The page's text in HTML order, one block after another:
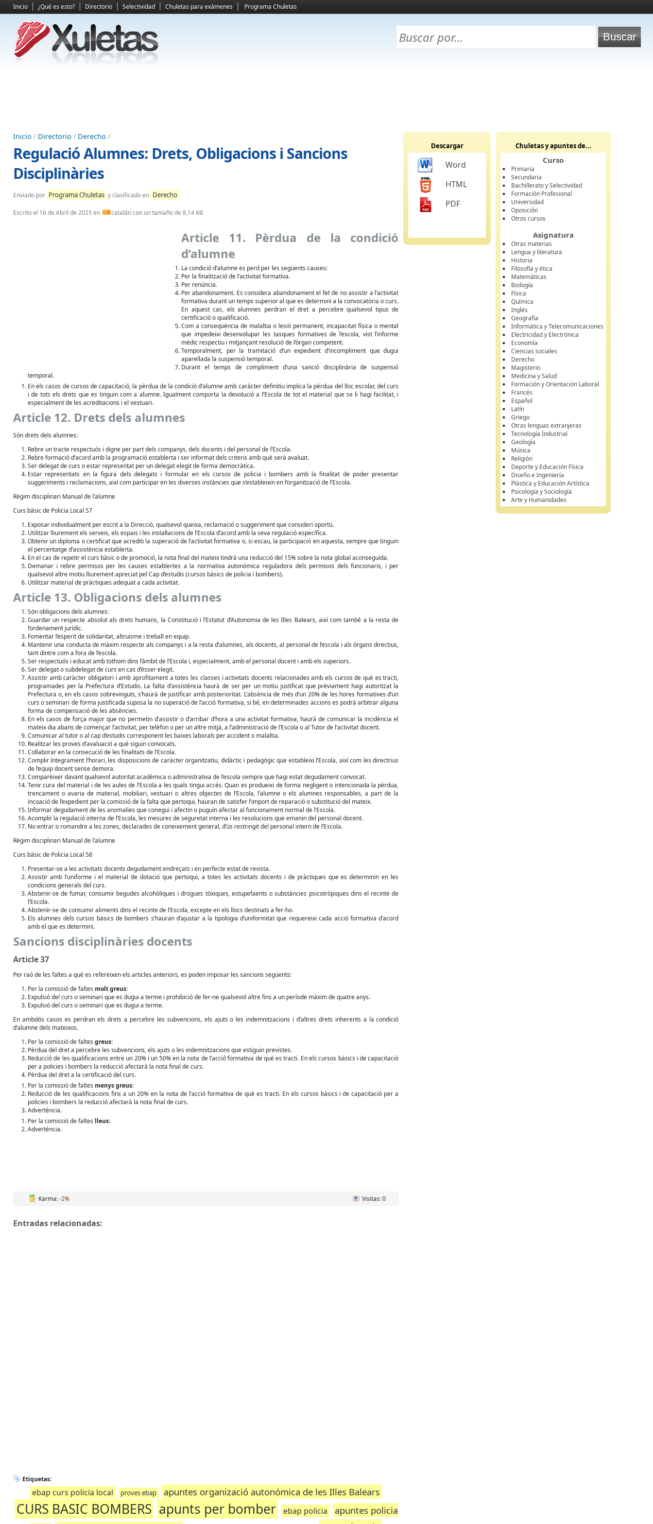
Inicio ¿Qué es esto? Directorio Selectividad Chuletas para exámenes Programa Chuletas
Inicio / Directorio / Derecho /
Regulació Alumnes: Drets, Obligacions i Sancions
Disciplinàries
Enviado por Programa Chuletas y clasificado en Derecho
Escrito el 16 de Abril de 2025 en catalán con un tamaño de 8,14 KB
Article 11. Pèrdua de la condició
d’alumne
La condició d’alumne es perd per les següents causes:
Per la finalització de l’activitat formativa.
Per renúncia.
Per abandonament. Es considera abandonament el fet de no assistir a l’activitat
formativa durant un temps superior al que es determini a la convocatòria o curs.
En aquest cas, els alumnes perdran el dret a percebre qualsevol tipus de
certificació o qualificació.
Com a conseqüència de malaltia o lesió permanent, incapacitat física o mental
que impedeixi desenvolupar les tasques formatives de l’escola, vist l’informe
mèdic respectiu i mitjançant resolució de l’òrgan competent.
Temporalment, per la tramitació d’un expedient d’incompliment que dugui
aparellada la suspensió temporal.
Durant el temps de compliment d’una sanció disciplinària de suspensió
temporal.
En els casos de cursos de capacitació, la pèrdua de la condició d’alumne amb caràcter definitiu implica la pèrdua del lloc escolar, del curs
i de tots els drets que es tinguin com a alumne. Igualment comporta la devolució a l’Escola de tot el material que se li hagi facilitat, i
especialment de les acreditacions i el vestuari.
Article 12. Drets dels alumnes
Són drets dels alumnes:
Rebre un tracte respectuós i digne per part dels companys, dels docents i del personal de l’Escola.
Rebre formació d’acord amb la programació establerta i ser informat dels criteris amb què serà avaluat.
Ser delegat de curs o estar representat per un delegat elegit de forma democràtica.
Estar representats en la figura dels delegats i formular en els cursos de policia i bombers amb la finalitat de poder presentar
suggeriments i reclamacions, així com participar en les diverses instàncies que s’estableixin en l’organització de l’Escola.
Règim disciplinari Manual de l’alumne
Curs bàsic de Policia Local 57
Exposar individualment per escrit a la Direcció, qualsevol queixa, reclamació o suggeriment que consideri oportú.
Utilitzar lliurement els serveis, els espais i les instal·lacions de l’Escola d’acord amb la seva regulació específica.
Obtenir un diploma o certificat que acrediti la superació de l’activitat formativa o, si escau, la participació en aquesta, sempre que tinguin
el percentatge d’assistència establerta.
En el cas de repetir el curs bàsic o de promoció, la nota final del mateix tindrà una reducció del 15% sobre la nota global aconseguida.
Demanar i rebre permisos per les causes establertes a la normativa autonòmica reguladora dels permisos dels funcionaris, i per
qualsevol altre motiu lliurement apreciat pel Cap d’estudis (cursos bàsics de policia i bombers).
Utilitzar material de pràctiques adequat a cada activitat.
Article 13. Obligacions dels alumnes
Són obligacions dels alumnes:
Guardar un respecte absolut als drets humans, la Constitució i l’Estatut d’Autonomia de les Illes Balears, així com també a la resta de
l’ordenament jurídic.
Fomentar l’esperit de solidaritat, altruisme i treball en equip.
Mantenir una conducta de màxim respecte als companys i a la resta d’alumnes, als docents, al personal de l’escola i als òrgans directius,
tant dintre com a fora de l’escola.
Ser respectuós i educat amb tothom dins l’àmbit de l’Escola i, especialment, amb el personal docent i amb els superiors.
Ser delegat o subdelegat de curs en cas d’ésser elegit.
Assistir amb caràcter obligatori i amb aprofitament a totes les classes i activitats docents relacionades amb els cursos de què es tracti,
programades per la Prefectura d’Estudis. La falta d’assistència haurà de ser per un motiu justificat que prèviament hagi autoritzat la
Prefectura o, en els casos sobrevinguts, s’haurà de justificar amb posterioritat. L’absència de més d’un 20% de les hores formatives d’un
curs o seminari de forma justificada suposa la no superació de l’acció formativa, si bé, en determinades accions es podrà arbitrar alguna
forma de compensació de les absències.
En els casos de força major que no permetin d’assistir o d’arribar d’hora a una activitat formativa, haurà de comunicar la incidència el
mateix dia abans de començar l’activitat, per telèfon o per un altre mitjà, a l’administració de l’Escola o al Tutor de l’activitat docent.
Comunicar al tutor o al cap d’estudis corresponent les baixes laborals per accident o malaltia.
Realitzar les proves d’avaluació a què siguin convocats.
Col·laborar en la consecució de les finalitats de l’Escola.
Complir íntegrament l’horari, les disposicions de caràcter organitzatiu, didàctic i pedagògic que estableixi l’Escola, així com les directrius
de l’equip docent sense demora.
Comparèixer davant qualsevol autoritat acadèmica o administrativa de l’escola sempre que hagi estat degudament convocat.
Tenir cura del material i de les aules de l’Escola a les quals tingui accés. Quan es produeixi de forma negligent o intencionada la pèrdua,
trencament o avaria de material, mobiliari, vestuari o altres objectes de l’Escola, l’alumne o els alumnes responsables, a part de la
incoació de l’expedient per la comissió de la falta que pertoqui, hauran de satisfer l’import de reparació o substitució del mateix.
Informar degudament de les anomalies que conegui i afectin o puguin afectar al funcionament normal de l’Escola.
Acomplir la regulació interna de l’Escola, les mesures de seguretat interna i les resolucions que emanin del personal docent.
No entrar o romandre a les zones, declarades de coneixement general, d’ús restringit del personal intern de l’Escola.
Règim disciplinari Manual de l’alumne
Curs bàsic de Policia Local 58
Presentar-se a les activitats docents degudament endreçats i en perfecte estat de revista.
Assistir amb l’uniforme i el material de dotació que pertoqui, a totes les activitats docents i de pràctiques que es determinin en les
condicions generals del curs.
Abstenir-se de fumar, consumir begudes alcohòliques i drogues tòxiques, estupefaents o substàncies psicotròpiques dins el recinte de
l’Escola.
Abstenir-se de consumir aliments dins el recinte de l’Escola, excepte en els llocs destinats a fer-ho.
Els alumnes dels cursos bàsics de bombers s’hauran d’ajustar a la tipologia d’uniformitat que requereixi cada acció formativa d’acord
amb el que es determini.
Sancions disciplinàries docents
Article 37
Per raó de les faltes a què es refereixen els articles anteriors, es poden imposar les sancions següents:
Per la comissió de faltes molt greus:
Expulsió del curs o seminari que es dugui a terme i prohibició de fer-ne qualsevol altre fins a un període màxim de quatre anys.
Expulsió del curs o seminari que es dugui a terme.
En ambdós casos es perdran els drets a percebre les subvencions, els ajuts o les indemnitzacions i d’altres drets inherents a la condició
d’alumne dels mateixos.
Per la comissió de faltes greus:
Pèrdua del dret a percebre les subvencions, els ajuts o les indemnitzacions que estiguin previstes.
Reducció de les qualificacions entre un 20% i un 50% en la nota de l’acció formativa de què es tracti. En els cursos bàsics i de capacitació
per a policies i bombers la reducció afectarà la nota final de curs.
Pèrdua del dret a la certificació del curs.
Per la comissió de faltes menys greus:
Reducció de les qualificacions fins a un 20% en la nota de l’acció formativa de què es tracti. En els cursos bàsics i de capacitació per a
policies i bombers la reducció afectarà la nota final de curs.
Advertència.
Per la comissió de faltes lleus:
Advertència.
Karma:-2% Visitas: 0
Entradas relacionadas:
Etiquetas:
ebap curs policia local proves ebap apuntes organizació autonómica de les Illes Balears
CURS BASIC BOMBERS apunts per bomber ebap policia apuntes policia
Descargar
Word
HTML
PDF
Chuletas y apuntes de...
Curso
Primaria
Secundaria
Bachillerato y Selectividad
Formación Profesional
Universidad
Oposición
Otros cursos
Asignatura
Otras materias
Lengua y literatura
Historia
Filosofía y ética
Matemáticas
Biología
Física
Química
Inglés
Geografía
Informática y Telecomunicaciones
Electricidad y Electrónica
Economía
Ciencias sociales
Derecho
Magisterio
Medicina y Salud
Formación y Orientación Laboral
Francés
Español
Latín
Griego
Otras lenguas extranjeras
Tecnología Industrial
Geología
Música
Religión
Deporte y Educación Física
Diseño e Ingeniería
Plástica y Educación Artística
Psicología y Sociología
Arte y Humanidades